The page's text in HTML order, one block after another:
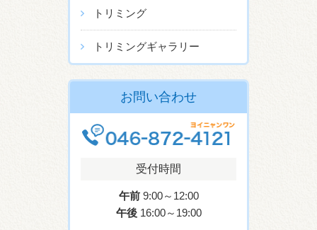
トリミング
トリミングギャラリー
お問い合わせ
受付時間
午前9:00～12:00
午後16:00～19:00